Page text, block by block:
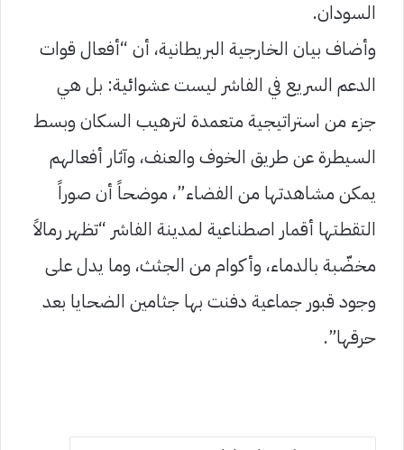
السودان.
وأضاف بيان الخارجية البريطانية، أن “أفعال قوات
الدعم السريع في الفاشر ليست عشوائية: بل هي
جزء من استراتيجية متعمدة لترهيب السكان وبسط
السيطرة عن طريق الخوف والعنف، وآثار أفعالهم
يمكن مشاهدتها من الفضاء”، موضحاً أن صوراً
التقطتها أقمار اصطناعية لمدينة الفاشر “تظهر رمالاً
مخضّبة بالدماء، وأكوام من الجثث، وما يدل على
وجود قبور جماعية دفنت بها جثامين الضحايا بعد
حرقها”.